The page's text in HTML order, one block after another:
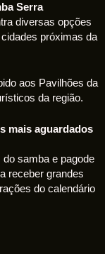
Serra
diversas opções
próximas da
aos Pavilhões da
da região.
mais aguardados
samba e pagode
receber grandes
do calendário